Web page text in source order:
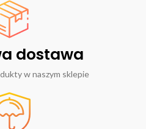
dostawa
w naszym sklepie